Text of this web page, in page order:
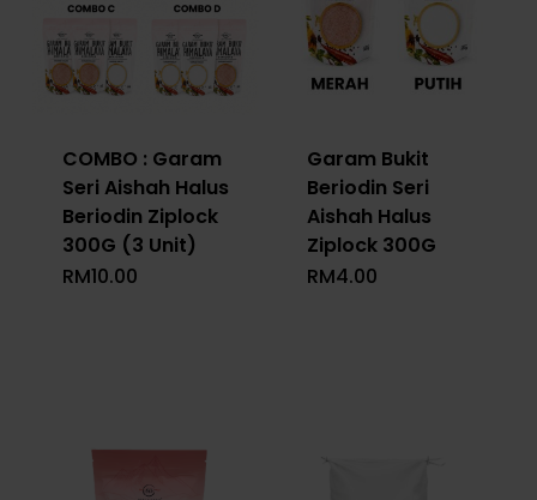
COMBO : Garam
Seri Aishah Halus
Beriodin Ziplock
300G (3 Unit)
RM10.00
Garam Bukit
Beriodin Seri
Aishah Halus
Ziplock 300G
RM4.00